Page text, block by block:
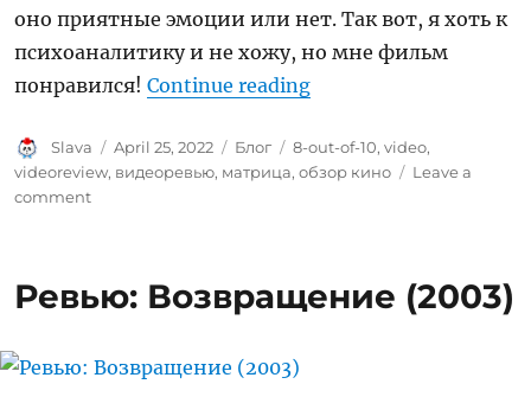
оно приятные эмоции или нет. Так вот, я хоть к
психоаналитику и не хожу, но мне фильм
понравился!Continue reading“Ревью: Матрица:
Author
Slava
Posted
on
April 25, 2022 Categories
Блог Tags
8-out-of-10,video,
videoreview, видеоревью, матрица,обзор кино
Leave a
commenton
(2021)
Ревью: Возвращение (2003)